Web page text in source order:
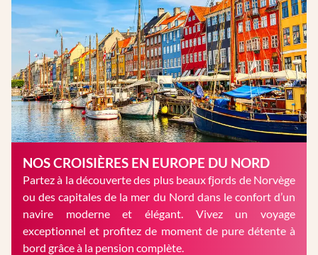
NOS CROISIÈRES EN EUROPE DU NORD
Partez à la découverte des plus beaux fjords de Norvège
ou des capitales de la mer du Nord dans le confort d’un
navire moderne et élégant. Vivez un voyage
exceptionnel et profitez de moment de pure détente à
bord grâce à la pension complète.